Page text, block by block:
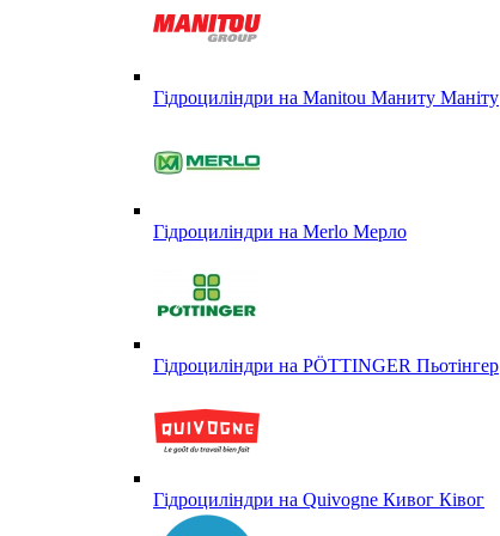
Гідроциліндри на Manitou Маниту Маніту
Гідроциліндри на Merlo Мерло
Гідроциліндри на PÖTTINGER Пьотінгер
Гідроциліндри на Quivogne Кивог Ківог